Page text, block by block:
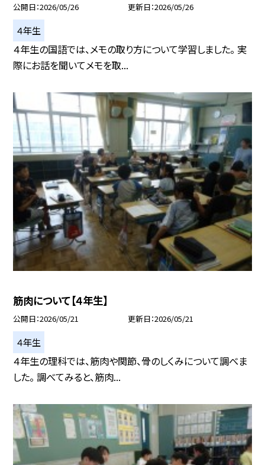
公開日 2026/05/26 更新日 2026/05/26
４年生
４年生の国語では、メモの取り方について学習しました。 実
際にお話を聞いてメモを取...
筋肉について【４年生】
公開日 2026/05/21 更新日 2026/05/21
４年生
４年生の理科では、筋肉や関節、骨のしくみについて調べま
した。 調べてみると、筋肉...